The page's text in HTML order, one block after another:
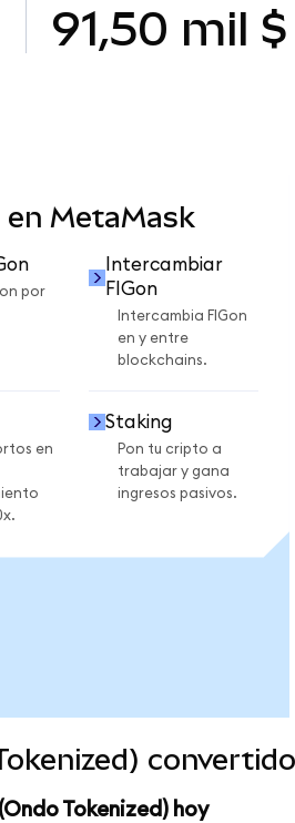
91,50 mil $
en MetaMask
por
Intercambiar
FIGon
Intercambia FIGon
en y entre
blockchains.
en
Staking
Pon tu cripto a
trabajar y gana
ingresos pasivos.
Tokenized) hoy